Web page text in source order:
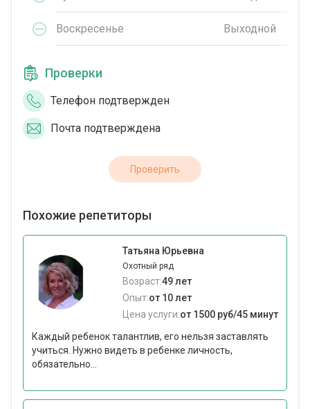
Воскресенье Выходной
Проверки
Телефон подтвержден
Почта подтверждена
Проверить
Похожие репетиторы
Татьяна Юрьевна
Охотный ряд
Возраст:49 лет
Опыт:от 10 лет
Цена услуги:от 1500 руб/45 минут
Каждый ребенок талантлив, его нельзя заставлять
учиться. Нужно видеть в ребенке личность,
обязательно...